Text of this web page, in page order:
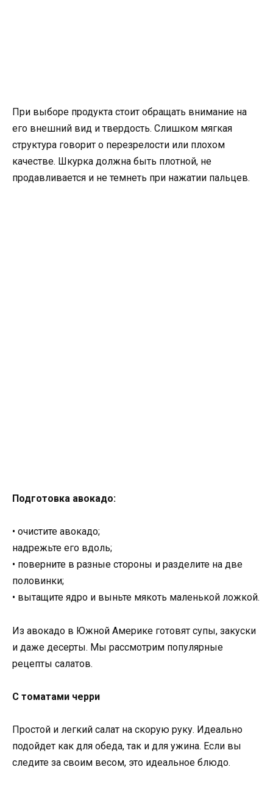
При выборе продукта стоит обращать внимание на
его внешний вид и твердость. Слишком мягкая
структура говорит о перезрелости или плохом
качестве. Шкурка должна быть плотной, не
продавливается и не темнеть при нажатии пальцев.
Подготовка авокадо:
• очистите авокадо;
надрежьте его вдоль;
• поверните в разные стороны и разделите на две
половинки;
• вытащите ядро и выньте мякоть маленькой ложкой.
Из авокадо в Южной Америке готовят супы, закуски
и даже десерты. Мы рассмотрим популярные
рецепты салатов.
С томатами черри
Простой и легкий салат на скорую руку. Идеально
подойдет как для обеда, так и для ужина. Если вы
следите за своим весом, это идеальное блюдо.